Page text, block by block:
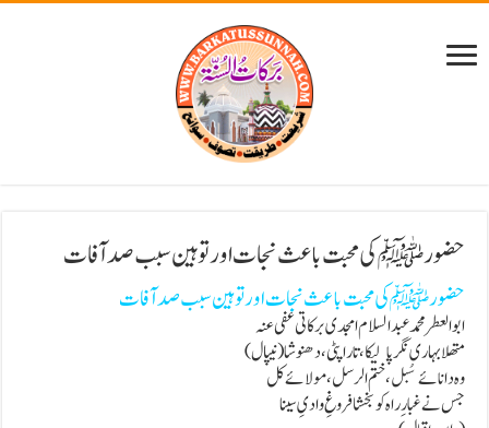
حضور ﷺ کی محبت باعث نجات اور توہین سبب صد آفات
حضور ﷺ کی محبت باعث نجات اور توہین سبب صد آفات
ابوالعطر محمد عبدالسلام امجدی برکاتی عفی عنہ
متھلا بہاری نگر پالیکا،تاراپٹی ،دھنوشا(نیپال)
وہ دانائے سُبل، ختم الرسل ،مولائے کل
جس نےغبار ِراہ کوبخشا فروغِ وادیِ سینا